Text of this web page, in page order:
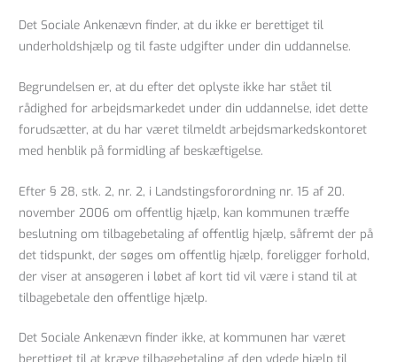
Det Sociale Ankenævn finder, at du ikke er berettiget til
underholdshjælp og til faste udgifter under din uddannelse.
Begrundelsen er, at du efter det oplyste ikke har stået til
rådighed for arbejdsmarkedet under din uddannelse, idet dette
forudsætter, at du har været tilmeldt arbejdsmarkedskontoret
med henblik på formidling af beskæftigelse.
Efter § 28, stk. 2, nr. 2, i Landstingsforordning nr. 15 af 20.
november 2006 om offentlig hjælp, kan kommunen træffe
beslutning om tilbagebetaling af offentlig hjælp, såfremt der på
det tidspunkt, der søges om offentlig hjælp, foreligger forhold,
der viser at ansøgeren i løbet af kort tid vil være i stand til at
tilbagebetale den offentlige hjælp.
Det Sociale Ankenævn finder ikke, at kommunen har været